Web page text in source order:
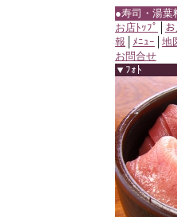
●寿司・湯
お店ﾄｯﾌﾟ
報
ﾒﾆｭｰ
地
お問合せ
▼ﾌｫﾄ